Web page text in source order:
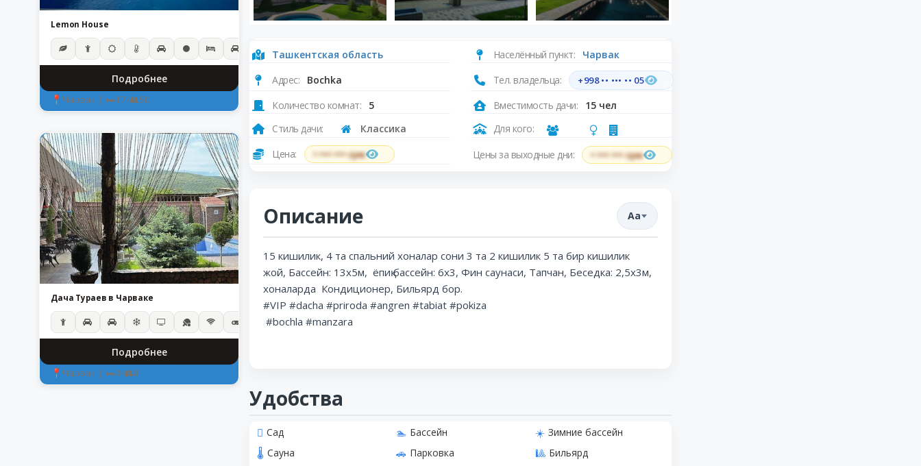
Lemon House
Подробнее
Чарвак | 17• 50
Дача Тураев в Чарваке
Подробнее
Чарвак | 3• 8
Ташкентская область Населённый пункт:
Чарвак
Адрес:
Bochka Тел. владельца: +998 •• ••• •• 05
Количество комнат: 5 Вместимость дачи:
15 чел
Стиль дачи:
Классика
Для кого:
Цена:
• ••• ••• сум Цены за выходные дни: • ••• ••• сум
Описание Aa
15 кишилик, 4 та спальний хоналар сони 3 та 2 кишилик 5 та бир кишилик
жой, Бассейн: 13х5м, ёпиқ бассейн: 6х3, Фин саунаси, Тапчан, Беседка: 2,5х3м,
хоналарда Кондиционер, Бильярд бор.
#VIP #dacha #priroda #angren #tabiat #pokiza
#bochla #manzara
Удобства
Сад Бассейн
Зимние бассейн
Сауна
Парковка
Бильярд